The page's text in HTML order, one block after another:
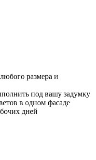
размера и
под вашу задумку
в одном фасаде
дней